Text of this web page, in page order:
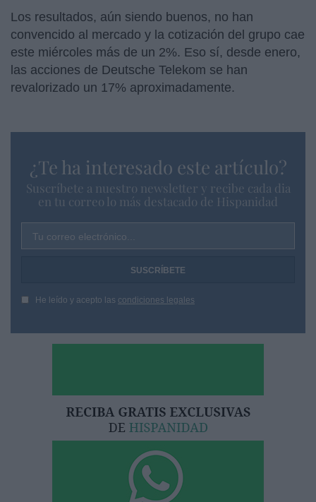
Los resultados, aún siendo buenos, no han
convencido al mercado y la cotización del grupo cae
este miércoles más de un 2%. Eso sí, desde enero,
las acciones de Deutsche Telekom se han
revalorizado un 17% aproximadamente.
¿Te ha interesado este artículo?
Suscríbete a nuestro newsletter y recibe cada dia
en tu correo lo más destacado de Hispanidad
Tu correo electrónico...
He leído y acepto las condiciones legales